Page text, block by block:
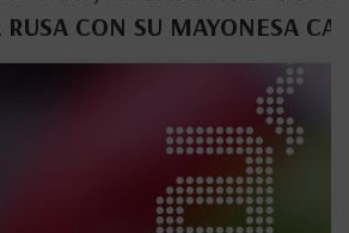
CON SU MAYONESA